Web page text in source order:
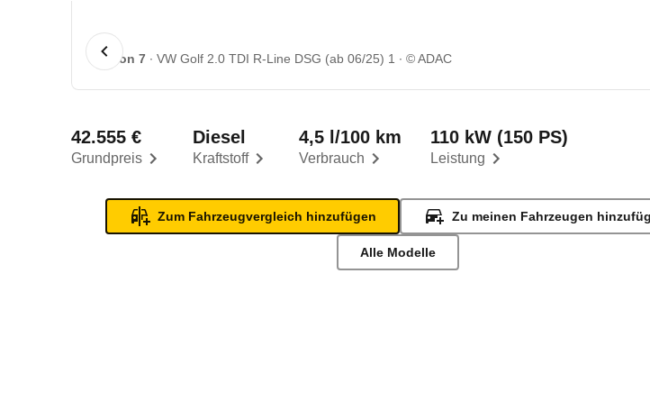
1 von 7 VW Golf 2.0 TDI R-Line DSG (ab 06/25) 1 © ADAC
Grundpreis
42.555 €
Kraftstoff
Diesel
Verbrauch
4,5 l/100 km
Leistung
110 kW (150 PS)
Zum Fahrzeugvergleich hinzufügen Zu meinen Fahrzeugen
Alle Modelle